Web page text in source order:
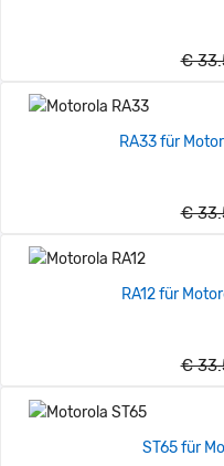
€
RA33 für
€
RA12 für
€
ST65 für